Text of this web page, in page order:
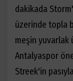
dakikada
üzerinde topla
meşin yuvarlak
Antalyaspor
Streek'in